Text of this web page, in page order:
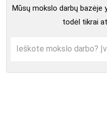
Mūsų mokslo darbų bazėje
todėl tikrai